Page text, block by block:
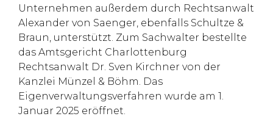
Unternehmen außerdem durch Rechtsanwalt
Alexander von Saenger, ebenfalls Schultze &
Braun, unterstützt. Zum Sachwalter bestellte
das Amtsgericht Charlottenburg
Rechtsanwalt Dr. Sven Kirchner von der
Kanzlei Münzel & Böhm. Das
Eigenverwaltungsverfahren wurde am 1.
Januar 2025 eröffnet.